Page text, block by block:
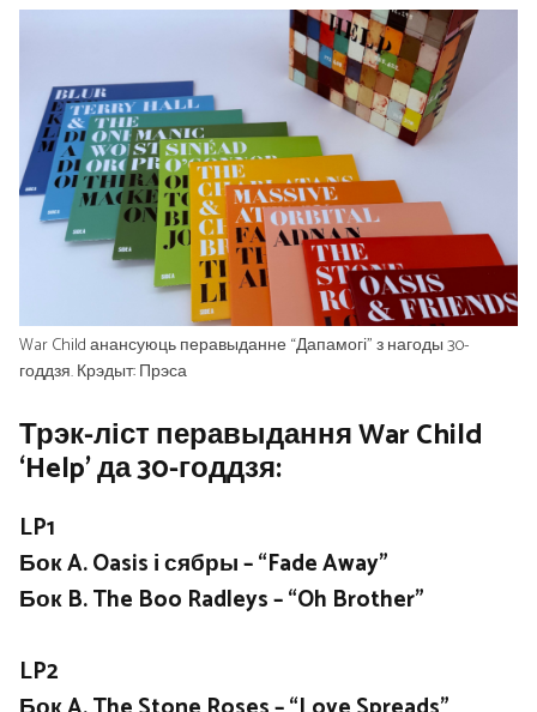
War Child анансуюць перавыданне “Дапамогі” з нагоды 30-
годдзя. Крэдыт: Прэса
Трэк-ліст перавыдання War Child
‘Help’ да 30-годдзя:
LP1
Бок A. Oasis і сябры – “Fade Away”
Бок B. The Boo Radleys – “Oh Brother”
LP2